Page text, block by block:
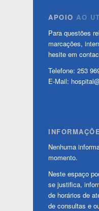
APOIO AO
Para questões
marcações,
hesite em
Telefone: 253
E-Mail:
Nenhuma
momento.
Neste espaço
se justifica,
de horários de
de consultas e